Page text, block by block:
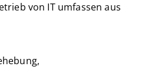
von IT umfassen aus